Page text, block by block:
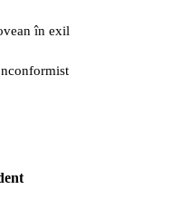
în exil